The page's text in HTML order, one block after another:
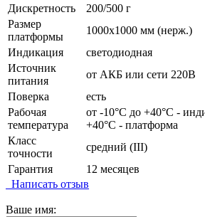
Дискретность
200/500 г
Размер
платформы
1000х1000 мм (нерж.)
Индикация
светодиодная
Источник
питания
от АКБ или сети 220В
Поверка
есть
Рабочая
температура
от -10°C до +40°C -
+40°C - платформа
Класс
точности
средний (III)
Гарантия
12 месяцев
Написать отзыв
Ваше имя: